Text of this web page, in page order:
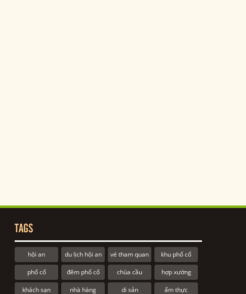
TAGS
hội an du lịch hội an vé tham quan khu phố cổ
phố cổ đêm phố cổ chùa cầu hợp xướng
khách sạn nhà hàng di sản ẩm thực